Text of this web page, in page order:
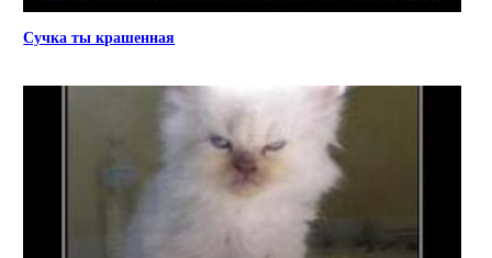
Сучка ты крашенная